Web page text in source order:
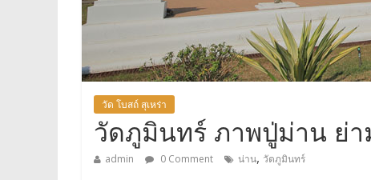
วัด โบสถ์ สุเหร่า
วัดภูมินทร์ ภาพปู่ม่าน ย่า
admin 0 Comment น่าน, วัดภูมินทร์